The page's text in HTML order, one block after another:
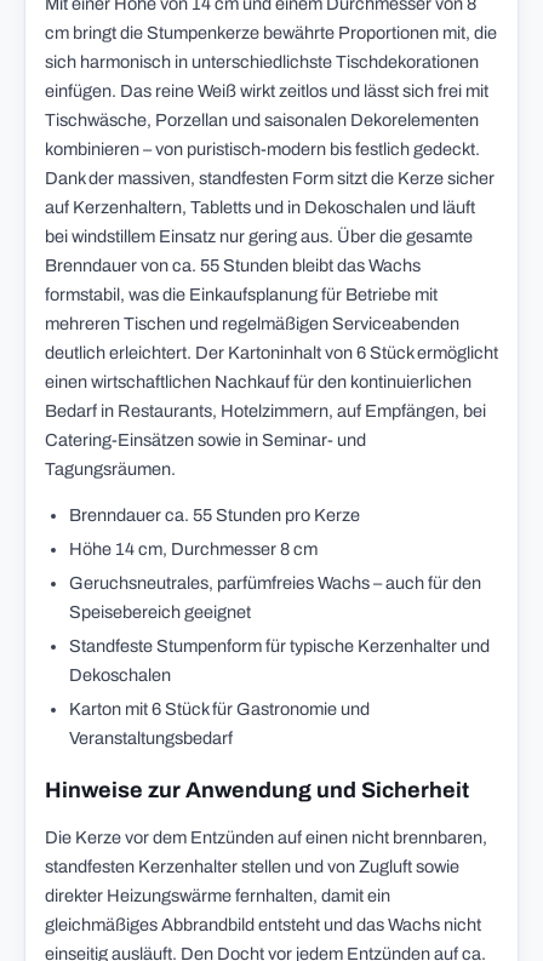
cm bringt die Stumpenkerze bewährte Proportionen mit, die
sich harmonisch in unterschiedlichste Tischdekorationen
einfügen. Das reine Weiß wirkt zeitlos und lässt sich frei mit
Tischwäsche, Porzellan und saisonalen Dekorelementen
kombinieren – von puristisch-modern bis festlich gedeckt.
Dank der massiven, standfesten Form sitzt die Kerze sicher
auf Kerzenhaltern, Tabletts und in Dekoschalen und läuft
bei windstillem Einsatz nur gering aus. Über die gesamte
Brenndauer von ca. 55 Stunden bleibt das Wachs
formstabil, was die Einkaufsplanung für Betriebe mit
mehreren Tischen und regelmäßigen Serviceabenden
deutlich erleichtert. Der Kartoninhalt von 6 Stück ermöglicht
einen wirtschaftlichen Nachkauf für den kontinuierlichen
Bedarf in Restaurants, Hotelzimmern, auf Empfängen, bei
Catering-Einsätzen sowie in Seminar- und
Tagungsräumen.
Brenndauer ca. 55 Stunden pro Kerze
Höhe 14 cm, Durchmesser 8 cm
Geruchsneutrales, parfümfreies Wachs – auch für den
Speisebereich geeignet
Standfeste Stumpenform für typische Kerzenhalter und
Dekoschalen
Karton mit 6 Stück für Gastronomie und
Veranstaltungsbedarf
Hinweise zur Anwendung und Sicherheit
Die Kerze vor dem Entzünden auf einen nicht brennbaren,
standfesten Kerzenhalter stellen und von Zugluft sowie
direkter Heizungswärme fernhalten, damit ein
gleichmäßiges Abbrandbild entsteht und das Wachs nicht
einseitig ausläuft. Den Docht vor jedem Entzünden auf ca.